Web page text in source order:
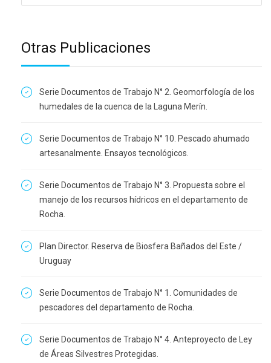
Otras Publicaciones
Serie Documentos de Trabajo N° 2. Geomorfología de los
humedales de la cuenca de la Laguna Merín.
Serie Documentos de Trabajo N° 10. Pescado ahumado
artesanalmente. Ensayos tecnológicos.
Serie Documentos de Trabajo N° 3. Propuesta sobre el
manejo de los recursos hídricos en el departamento de
Rocha.
Plan Director. Reserva de Biosfera Bañados del Este /
Uruguay
Serie Documentos de Trabajo N° 1. Comunidades de
pescadores del departamento de Rocha.
Serie Documentos de Trabajo N° 4. Anteproyecto de Ley
de Áreas Silvestres Protegidas.